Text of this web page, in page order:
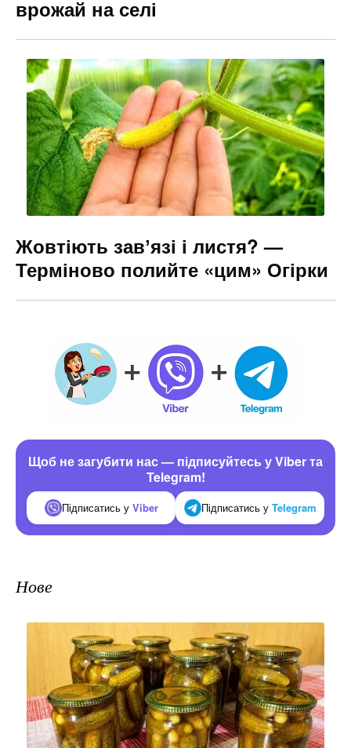
врожай на селі
Жовтіють завʼязі і листя? —
Терміново полийте «цим» Огірки
Щоб не загубити нас — підписуйтесь у Viber та
Telegram!
Підписатись у Viber Підписатись у Telegram
Нове